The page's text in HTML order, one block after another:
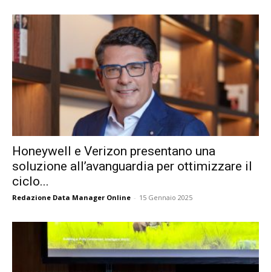
Honeywell e Verizon presentano una
soluzione all’avanguardia per ottimizzare il
ciclo...
Redazione Data Manager Online - 15 Gennaio 2025